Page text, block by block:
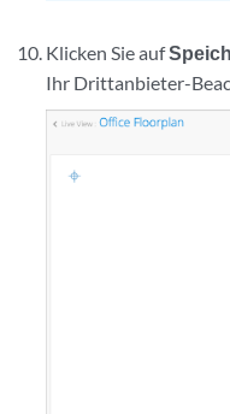
Klicken Sie auf
Ihr Drittanbieter-